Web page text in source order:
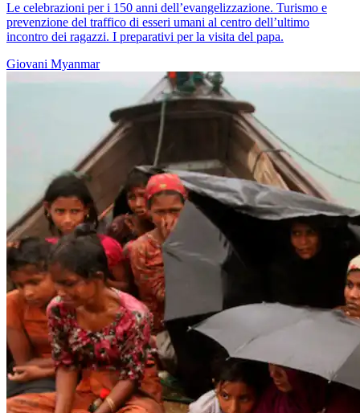
Le celebrazioni per i 150 anni dell’evangelizzazione. Turismo e
prevenzione del traffico di esseri umani al centro dell’ultimo
incontro dei ragazzi. I preparativi per la visita del papa.
Giovani Myanmar